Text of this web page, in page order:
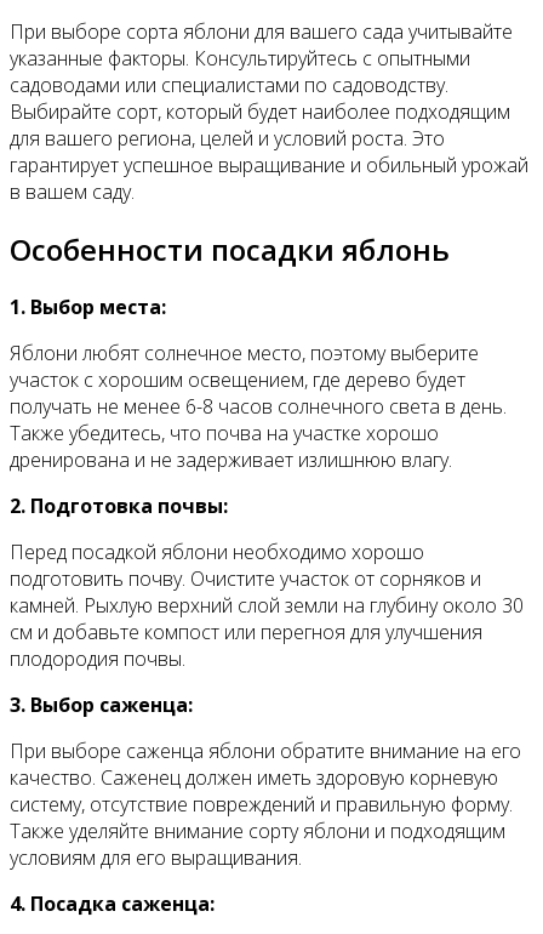
При выборе сорта яблони для вашего сада учитывайте
указанные факторы. Консультируйтесь с опытными
садоводами или специалистами по садоводству.
Выбирайте сорт, который будет наиболее подходящим
для вашего региона, целей и условий роста. Это
гарантирует успешное выращивание и обильный урожай
в вашем саду.
Особенности посадки яблонь
1. Выбор места:
Яблони любят солнечное место, поэтому выберите
участок с хорошим освещением, где дерево будет
получать не менее 6-8 часов солнечного света в день.
Также убедитесь, что почва на участке хорошо
дренирована и не задерживает излишнюю влагу.
2. Подготовка почвы:
Перед посадкой яблони необходимо хорошо
подготовить почву. Очистите участок от сорняков и
камней. Рыхлую верхний слой земли на глубину около 30
см и добавьте компост или перегноя для улучшения
плодородия почвы.
3. Выбор саженца:
При выборе саженца яблони обратите внимание на его
качество. Саженец должен иметь здоровую корневую
систему, отсутствие повреждений и правильную форму.
Также уделяйте внимание сорту яблони и подходящим
условиям для его выращивания.
4. Посадка саженца: